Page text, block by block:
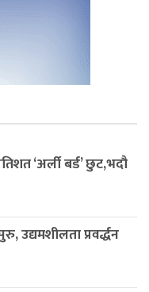
‘अर्ली बर्ड’ छुट,भदौ
उद्यमशीलता प्रवर्द्धन